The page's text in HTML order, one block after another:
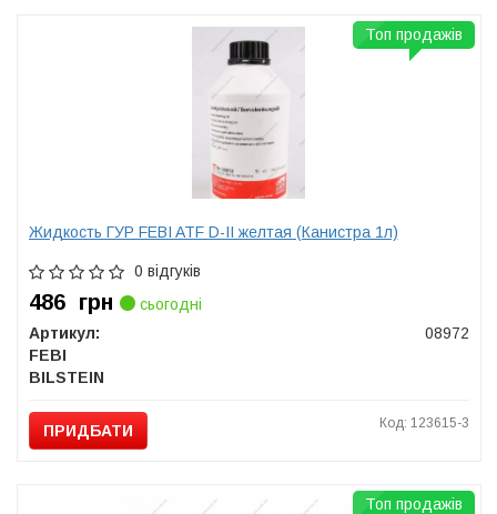
Жидкость ГУР FEBI ATF D-II желтая (Канистра 1л)
0 відгуків
486 грн
сьогодні
Артикул:
08972
FEBI
BILSTEIN
ПРИДБАТИ Код: 123615-3
Топ продажів
Топ продажів